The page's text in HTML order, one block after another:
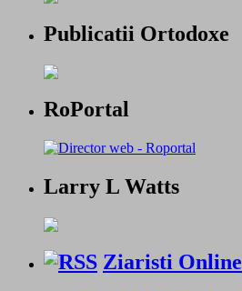
Publicatii Ortodoxe
RoPortal
Larry L Watts
Ziaristi Online